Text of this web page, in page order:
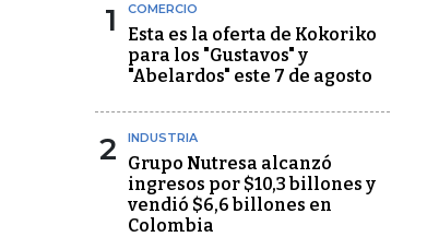
1 COMERCIO
Esta es la oferta de Kokoriko
para los "Gustavos" y
"Abelardos" este 7 de agosto
2 INDUSTRIA
Grupo Nutresa alcanzó
ingresos por $10,3 billones y
vendió $6,6 billones en
Colombia